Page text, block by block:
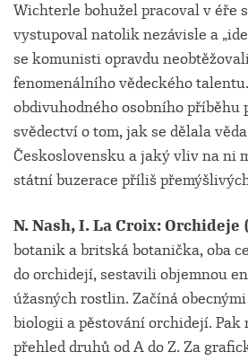
Wichterle bohužel pracoval v éře
vystupoval natolik nezávisle a
se komunisti opravdu
fenomenálního vědeckého
obdivuhodného osobního
svědectví o tom, jak se dělala
Československu a jaký vliv na ni
státní buzerace příliš
N. Nash, I. La Croix: Orchideje
botanik a britská botanička, oba
do orchidejí, sestavili objemnou
úžasných rostlin. Začíná
biologii a pěstování orchidejí. Pak
přehled druhů od A do Z. Za